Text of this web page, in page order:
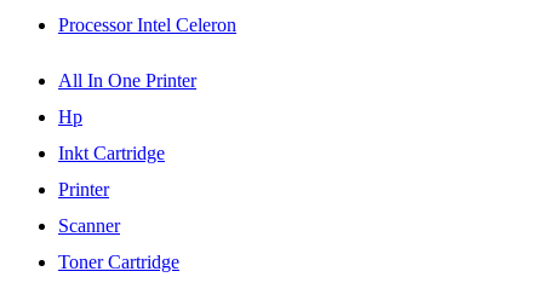
Processor Intel Celeron
All In One Printer
Hp
Inkt Cartridge
Printer
Scanner
Toner Cartridge